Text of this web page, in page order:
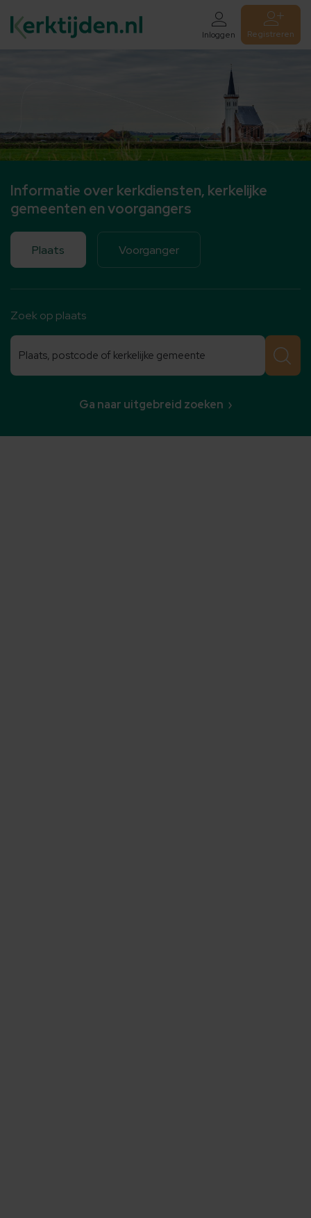
Inloggen Registreren
Informatie over kerkdiensten, kerkelijke
gemeenten en voorgangers
Plaats Voorganger
Zoek op plaats
Ga naar uitgebreid zoeken